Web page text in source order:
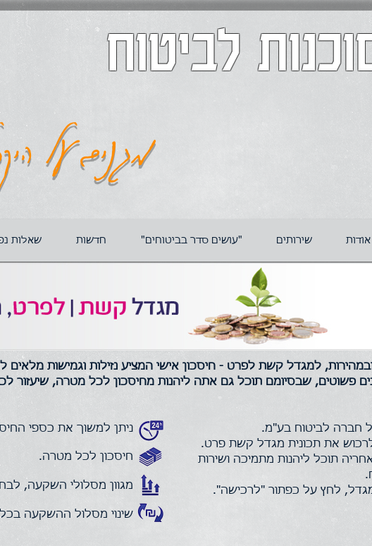
לביטוח
מגנים על
שאלות חדשות "עושים סדר בביטוחים" שירותים אודות
למגדל קשת לפרט - חיסכון אישי המציע נזילות וגמישות
מורכב מ- 5 שלבים פשוטים, שבסיומם תוכל גם אתה ליהנות מחיסכון לכל מטרה,
ניתן למשוך את כספי
חיסכון לכל מטרה.
מגוון מסלולי השקעה,
שינוי מסלול ההשקעה
חברה לביטוח בע"מ.
את תכונית מגדל קשת פרט.
תוכל ליהנות מתמיכה ושירות
לחץ על כפתור "לרכישה".